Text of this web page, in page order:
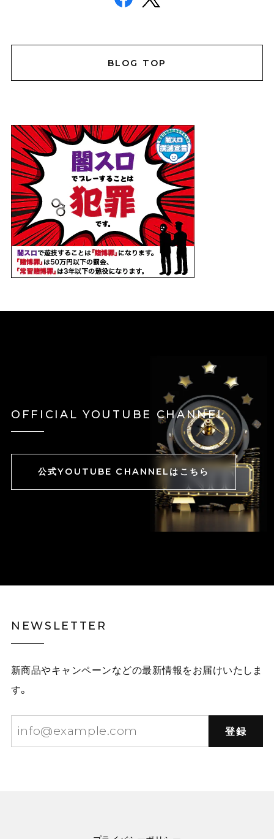
BLOG TOP
OFFICIAL YOUTUBE CHANNEL
公式YOUTUBE CHANNELはこちら
NEWSLETTER
新商品やキャンペーンなどの最新情報をお届けいたしま
す。
登録